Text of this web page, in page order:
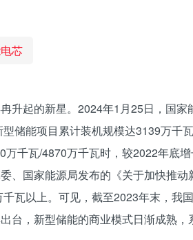
芯
升起的新星。2024年1月25日，国
储能项目累计装机规模达3139万千
千瓦/4870万千瓦时，较2022年底
、国家能源局发布的《关于加快推
瓦以上。可见，截至2023年末，我
台，新型储能的商业模式日渐成熟，